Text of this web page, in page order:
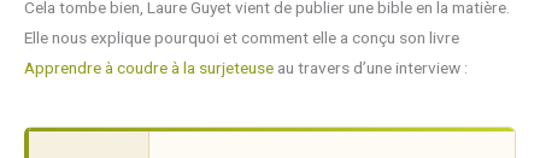
Cela tombe bien, Laure Guyet vient de publier une bible en la matière.
Elle nous explique pourquoi et comment elle a conçu son livre
Apprendre à coudre à la surjeteuse au travers d’une interview :